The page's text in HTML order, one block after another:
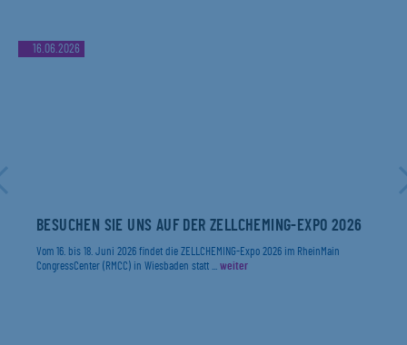
16.06.2026
BESUCHEN SIE UNS AUF DER ZELLCHEMING-EXPO 2026
Vom 16. bis 18. Juni 2026 findet die ZELLCHEMING-Expo 2026 im RheinMain
CongressCenter (RMCC) in Wiesbaden statt ... weiter